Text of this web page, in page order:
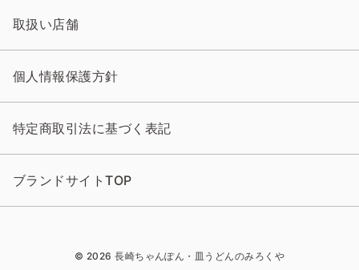
取扱い店舗
個人情報保護方針
特定商取引法に基づく表記
ブランドサイトTOP
© 2026 長崎ちゃんぽん・皿うどんのみろくや